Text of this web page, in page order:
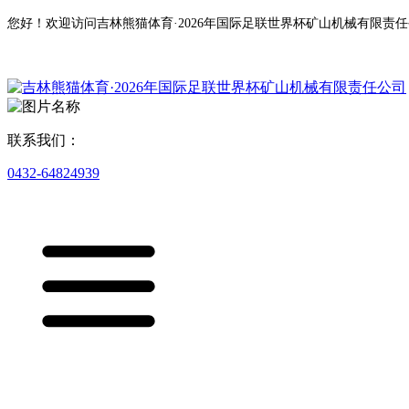
您好！欢迎访问吉林熊猫体育·2026年国际足联世界杯矿山机械有限责
联系我们：
0432-64824939